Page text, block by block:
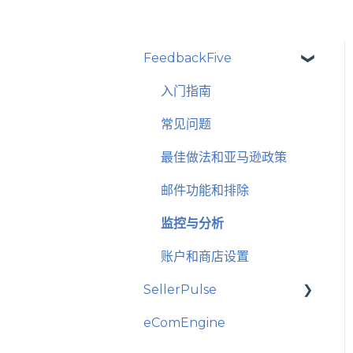
FeedbackFive
入门指南
常见问题
最佳做法和亚马逊政策
邮件功能和排除
监控与分析
账户和商店设置
SellerPulse
入门指南
eComEngine